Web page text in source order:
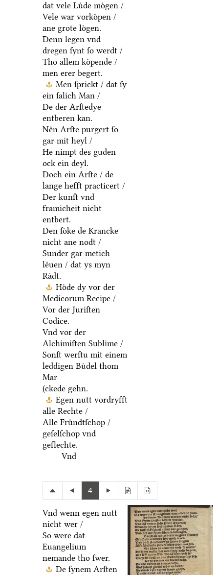
dat vele Luͤde moͤgen /
Vele war vorkoͤpen /
ane grote loͤgen.
Denn legen vnd
dregen ſynt ſo werdt /
Tho allem koͤpende /
men erer begert.
Men ſprickt / dat ſy
ein ſalich Man /
De der Arſtedye
entberen kan.
Neͤn Arſte purgert ſo
gar mit heyl /
He nimpt des guden
ock ein deyl.
Doch ein Arſte / de
lange hefft practicert /
Der kunſt vnd
framicheit nicht
entbert.
Den ſoͤke de Krancke
nicht ane nodt /
Sunder gar metich
leͤuen / dat ys myn
Raͤdt.
Hoͤde dy vor der
Medicorum Recipe /
Vor der Juriſten
Codice.
Vnd vor der
Alchimiſten Sublime /
Sonſt werſtu mit einem
leddigen Buͤdel thom
Mar
(ckede gehn.
Egen nutt vordryfft
alle Rechte /
Alle Fruͤndtſchop /
geſelſchop vnd
geſlechte.
Vnd
4
Vnd wenn egen nutt
nicht wer /
So were dat
Euangelium
nemande tho ſwer.
De ſynem Arſten